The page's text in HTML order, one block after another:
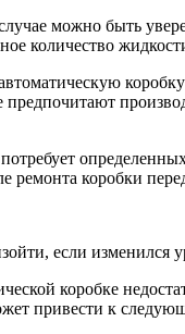
можно быть
количество
предпочитают
ремонта коробки
если изменился
коробке
привести к